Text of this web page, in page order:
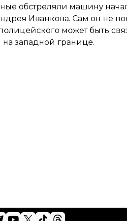
обстреляли машину
Иванкова. Сам он не
может быть
западной границе.